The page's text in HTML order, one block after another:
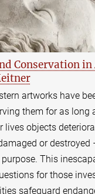
Conservation
artworks have
them for as long
lives objects
or destroyed
This
for those
safeguard